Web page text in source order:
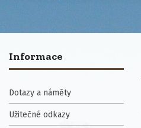
Informace
Dotazy a náměty
Užitečné odkazy